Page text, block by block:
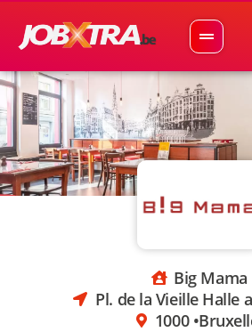
Big Mama
Pl. de la Vieille Halle
1000 •